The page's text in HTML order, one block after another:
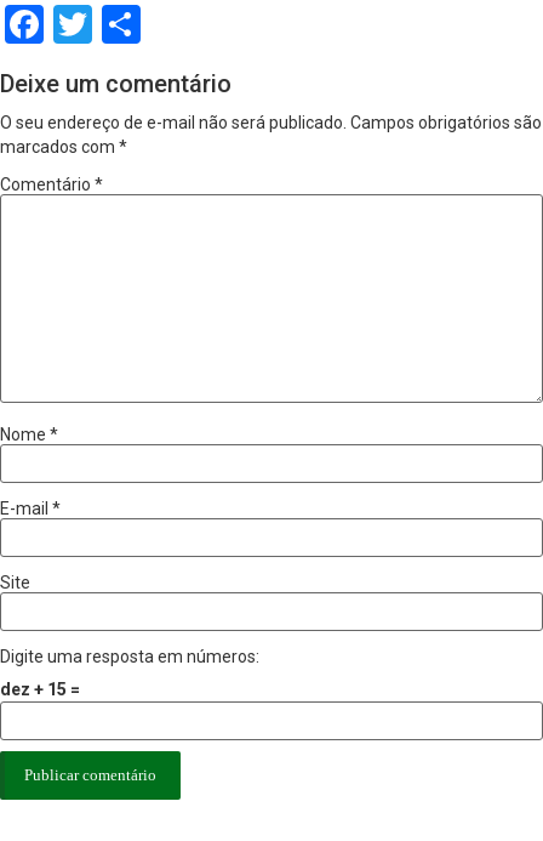
Facebook
Twitter
Deixe um comentário
O seu endereço de e-mail não será publicado. Campos obrigatórios são
marcados com *
Comentário *
Nome *
E-mail *
Site
Digite uma resposta em números:
dez + 15 =